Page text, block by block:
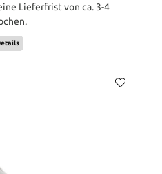
Lieferfrist von ca. 3-4